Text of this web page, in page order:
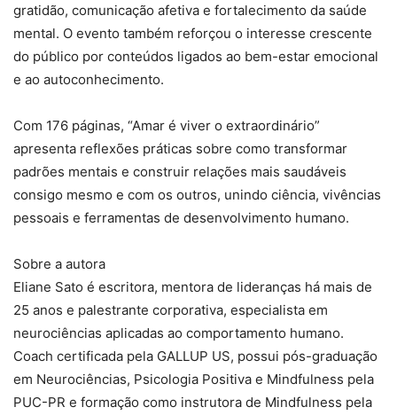
gratidão, comunicação afetiva e fortalecimento da saúde
mental. O evento também reforçou o interesse crescente
do público por conteúdos ligados ao bem-estar emocional
e ao autoconhecimento.
Com 176 páginas, “Amar é viver o extraordinário”
apresenta reflexões práticas sobre como transformar
padrões mentais e construir relações mais saudáveis
consigo mesmo e com os outros, unindo ciência, vivências
pessoais e ferramentas de desenvolvimento humano.
Sobre a autora
Eliane Sato é escritora, mentora de lideranças há mais de
25 anos e palestrante corporativa, especialista em
neurociências aplicadas ao comportamento humano.
Coach certificada pela GALLUP US, possui pós-graduação
em Neurociências, Psicologia Positiva e Mindfulness pela
PUC-PR e formação como instrutora de Mindfulness pela